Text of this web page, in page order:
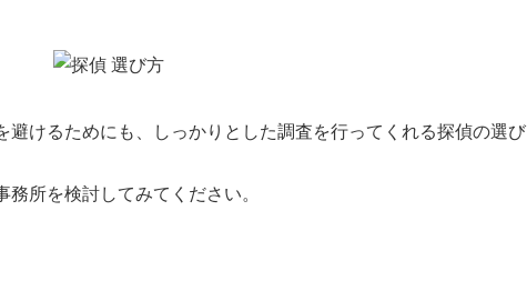
避けるためにも、しっかりとした調査を行ってくれる探偵の選び
所を検討してみてください。